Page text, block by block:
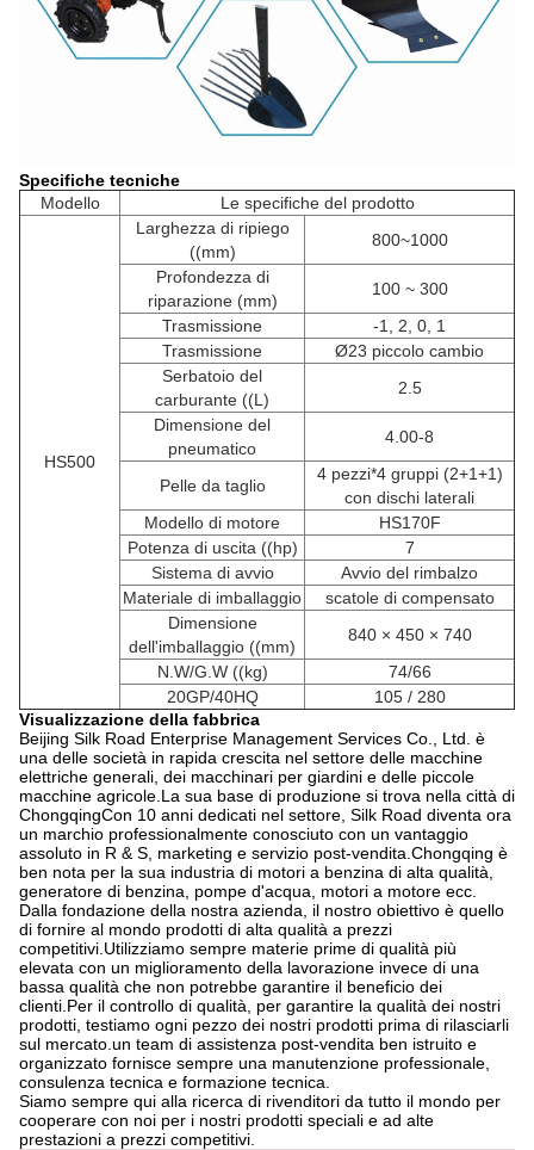
Specifiche tecniche
Modello
Le specifiche del prodotto
HS500
Larghezza di ripiego
((mm)
800~1000
Profondezza di
riparazione (mm)
100 ~ 300
Trasmissione
-1, 2, 0, 1
Trasmissione
Ø23 piccolo cambio
Serbatoio del
carburante ((L)
2.5
Dimensione del
pneumatico
4.00-8
Pelle da taglio
4 pezzi*4 gruppi (2+1+1)
con dischi laterali
Modello di motore
HS170F
Potenza di uscita ((hp)
7
Sistema di avvio
Avvio del rimbalzo
Materiale di imballaggio
scatole di compensato
Dimensione
dell'imballaggio ((mm)
840 × 450 × 740
N.W/G.W ((kg)
74/66
20GP/40HQ
105 / 280
Visualizzazione della fabbrica
Beijing Silk Road Enterprise Management Services Co., Ltd. è
una delle società in rapida crescita nel settore delle macchine
elettriche generali, dei macchinari per giardini e delle piccole
macchine agricole.La sua base di produzione si trova nella città di
ChongqingCon 10 anni dedicati nel settore, Silk Road diventa ora
un marchio professionalmente conosciuto con un vantaggio
assoluto in R & S, marketing e servizio post-vendita.Chongqing è
ben nota per la sua industria di motori a benzina di alta qualità,
generatore di benzina, pompe d'acqua, motori a motore ecc.
Dalla fondazione della nostra azienda, il nostro obiettivo è quello
di fornire al mondo prodotti di alta qualità a prezzi
competitivi.Utilizziamo sempre materie prime di qualità più
elevata con un miglioramento della lavorazione invece di una
bassa qualità che non potrebbe garantire il beneficio dei
clienti.Per il controllo di qualità, per garantire la qualità dei nostri
prodotti, testiamo ogni pezzo dei nostri prodotti prima di rilasciarli
sul mercato.un team di assistenza post-vendita ben istruito e
organizzato fornisce sempre una manutenzione professionale,
consulenza tecnica e formazione tecnica.
Siamo sempre qui alla ricerca di rivenditori da tutto il mondo per
cooperare con noi per i nostri prodotti speciali e ad alte
prestazioni a prezzi competitivi.